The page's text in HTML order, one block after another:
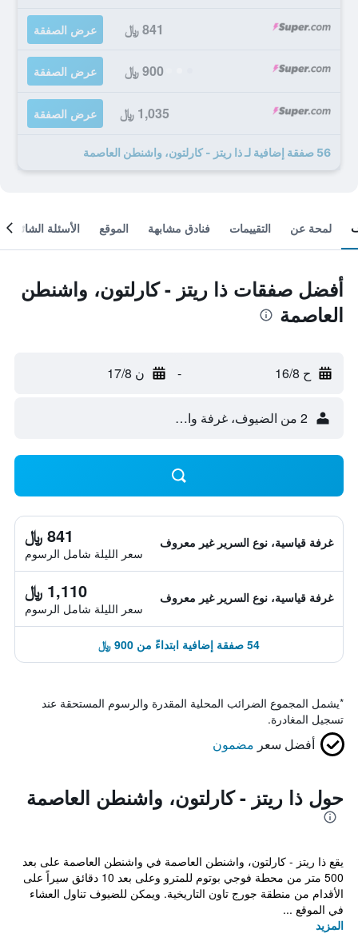
841 ﷼ عرض الصفقة
900 ﷼ عرض الصفقة
1,035 ﷼ عرض الصفقة
56 صفقة إضافية لـ ذا ريتز - كارلتون، واشنطن العاصمة
لمحة عن التقييمات فنادق مشابهة الموقع الأسئلة الشائعة
أفضل صفقات ذا ريتز - كارلتون، واشنطن
العاصمة
ح 16/8 - ن 17/8
2 من الضيوف، غرفة واحدة
غرفة قياسية، نوع السرير غير معروف 841 ﷼
سعر الليلة شامل الرسوم
غرفة قياسية، نوع السرير غير معروف 1,110 ﷼
سعر الليلة شامل الرسوم
54 صفقة إضافية ابتداءً من 900 ﷼
*يشمل المجموع الضرائب المحلية المقدرة والرسوم المستحقة عند
تسجيل المغادرة.
أفضل سعر مضمون
حول ذا ريتز - كارلتون، واشنطن العاصمة
يقع ذا ريتز - كارلتون، واشنطن العاصمة في واشنطن العاصمة على بعد
500 متر من محطة فوجي بوتوم للمترو وعلى بعد 10 دقائق سيراً على
الأقدام من منطقة جورج تاون التاريخية. ويمكن للضيوف تناول العشاء
في الموقع ...
المزيد